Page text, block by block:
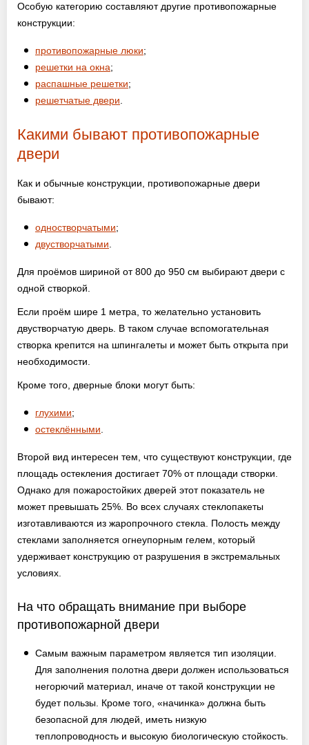
Особую категорию составляют другие противопожарные
конструкции:
противопожарные люки;
решетки на окна;
распашные решетки;
решетчатые двери
Какими бывают противопожарные
двери
Как и обычные конструкции, противопожарные двери
бывают:
одностворчатыми;
двустворчатыми
Для проёмов шириной от 800 до 950 см выбирают двери с
одной створкой.
Если проём шире 1 метра, то желательно установить
двустворчатую дверь. В таком случае вспомогательная
створка крепится на шпингалеты и может быть открыта при
необходимости.
Кроме того, дверные блоки могут быть:
глухими;
остеклёнными
Второй вид интересен тем, что существуют конструкции, где
площадь остекления достигает 70% от площади створки.
Однако для пожаростойких дверей этот показатель не
может превышать 25%. Во всех случаях стеклопакеты
изготавливаются из жаропрочного стекла. Полость между
стеклами заполняется огнеупорным гелем, который
удерживает конструкцию от разрушения в экстремальных
условиях.
На что обращать внимание при выборе
противопожарной двери
Самым важным параметром является тип изоляции.
Для заполнения полотна двери должен использоваться
негорючий материал, иначе от такой конструкции не
будет пользы. Кроме того, «начинка» должна быть
безопасной для людей, иметь низкую
теплопроводность и высокую биологическую стойкость.